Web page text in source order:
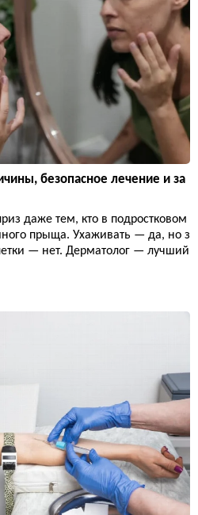
безопасное лечение и за
даже тем, кто в подростковом
прыща. Ухаживать — да, но з
— нет. Дерматолог — лучший